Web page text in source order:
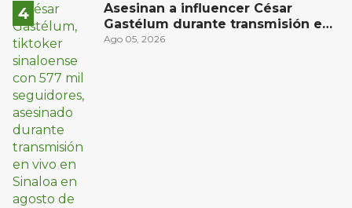
Asesinan a influencer César
Gastélum durante transmisión en
vivo en Sinaloa
Ago 05, 2026